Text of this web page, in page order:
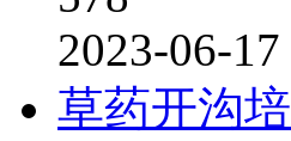
2023-06-17
草药开沟